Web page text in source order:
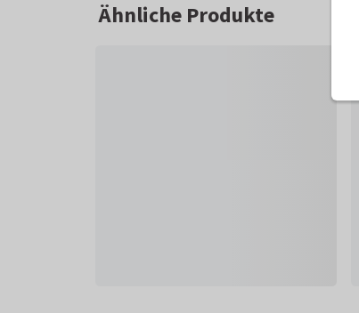
Ähnliche Produkte